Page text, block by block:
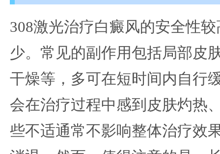
308激光治疗白癜风的安全性
少。常见的副作用包括局部皮
干燥等，多可在短时间内自行
会在治疗过程中感到皮肤灼热
些不适通常不影响整体治疗效